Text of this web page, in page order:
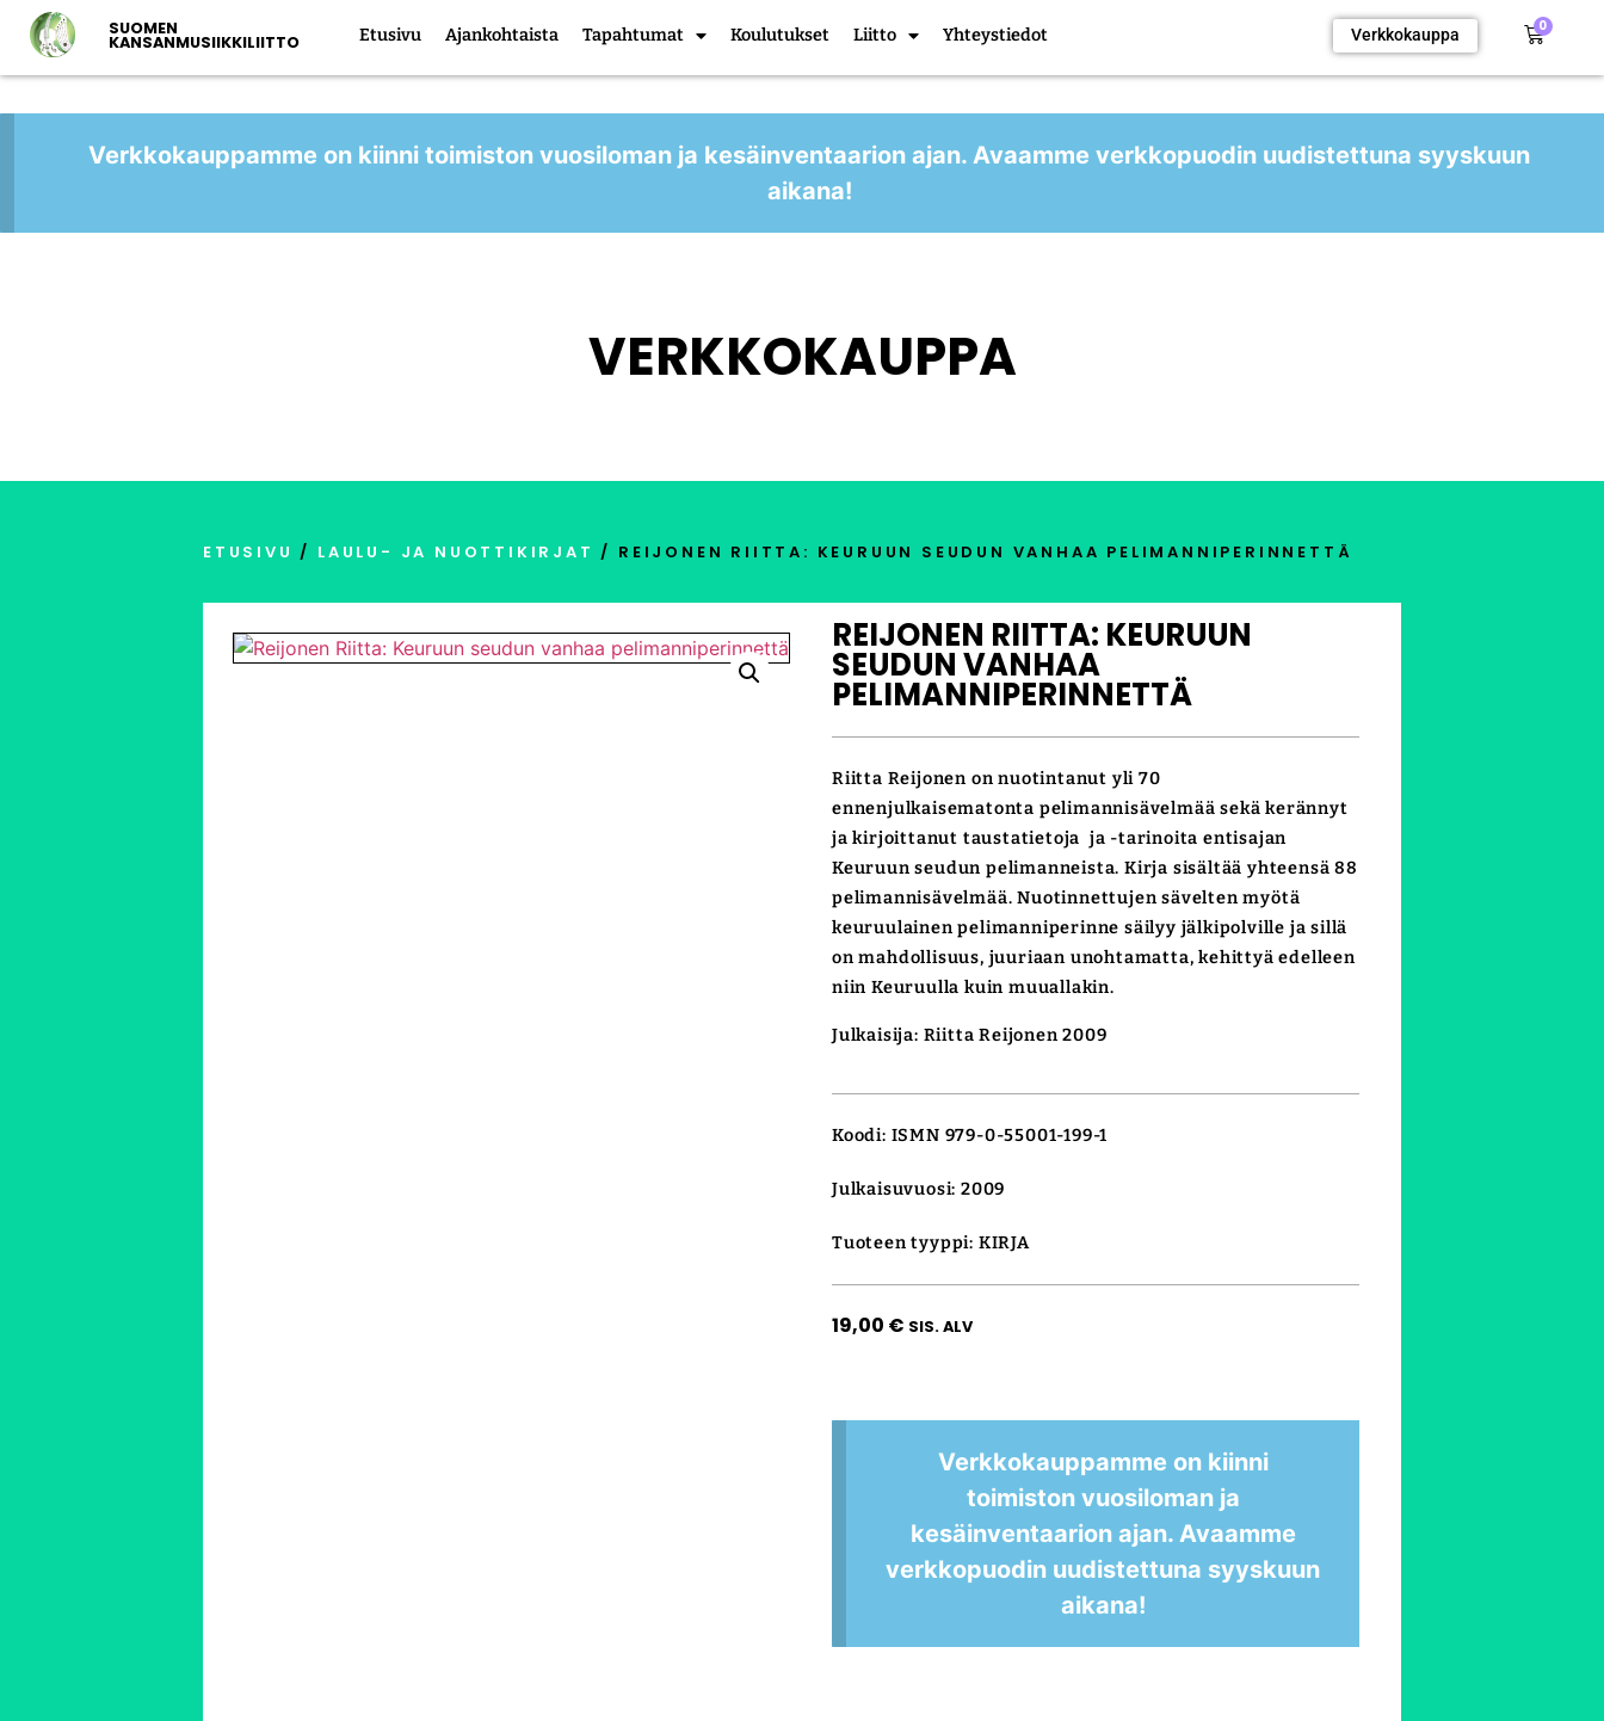
SUOMEN
KANSANMUSIIKKILIITTO Etusivu Ajankohtaista Tapahtumat Koulutukset Liitto Yhteystiedot Verkkokauppa 0
Verkkokauppamme on kiinni toimiston vuosiloman ja kesäinventaarion ajan. Avaamme verkkopuodin uudistettuna syyskuun
aikana!
VERKKOKAUPPA
ETUSIVU / LAULU- JA NUOTTIKIRJAT / REIJONEN RIITTA: KEURUUN SEUDUN VANHAA PELIMANNIPERINNETTÄ
REIJONEN RIITTA: KEURUUN
SEUDUN VANHAA
PELIMANNIPERINNETTÄ
Riitta Reijonen on nuotintanut yli 70
ennenjulkaisematonta pelimannisävelmää sekä kerännyt
ja kirjoittanut taustatietoja ja -tarinoita entisajan
Keuruun seudun pelimanneista. Kirja sisältää yhteensä 88
pelimannisävelmää. Nuotinnettujen sävelten myötä
keuruulainen pelimanniperinne säilyy jälkipolville ja sillä
on mahdollisuus, juuriaan unohtamatta, kehittyä edelleen
niin Keuruulla kuin muuallakin.
Julkaisija: Riitta Reijonen 2009
Koodi: ISMN 979-0-55001-199-1
Julkaisuvuosi: 2009
Tuoteen tyyppi: KIRJA
19,00 € SIS. ALV
Verkkokauppamme on kiinni
toimiston vuosiloman ja
kesäinventaarion ajan. Avaamme
verkkopuodin uudistettuna syyskuun
aikana!